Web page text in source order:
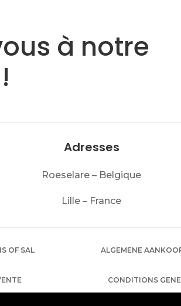
à notre
Adresses
Roeselare – Belgique
Lille – France
OF SAL ALGEMENE
CONDITIONS